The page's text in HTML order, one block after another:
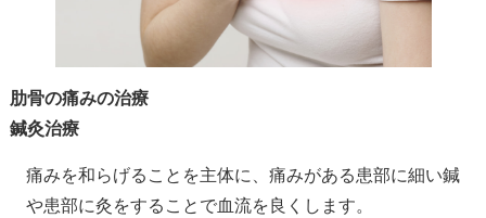
肋骨の痛みの治療
鍼灸治療
痛みを和らげることを主体に、痛みがある患部に細い鍼
や患部に灸をすることで血流を良くします。